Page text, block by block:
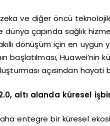
zeka ve diğer öncü
dünya çapında sağlık
dönüşüm için en uygun
başlatılması,
açısından hayati
altı alanda küresel
entegre bir küresel